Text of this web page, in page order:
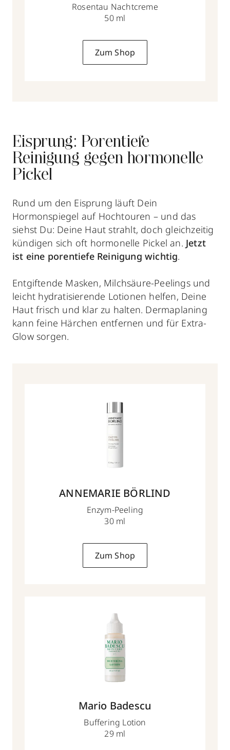
Rosentau Nachtcreme
50 ml
Zum Shop
Eisprung: Porentiefe
Reinigung gegen hormonelle
Pickel
Rund um den Eisprung läuft Dein
Hormonspiegel auf Hochtouren – und das
siehst Du: Deine Haut strahlt, doch gleichzeitig
kündigen sich oft hormonelle Pickel an. Jetzt
ist eine porentiefe Reinigung wichtig.
Entgiftende Masken, Milchsäure-Peelings und
leicht hydratisierende Lotionen helfen, Deine
Haut frisch und klar zu halten. Dermaplaning
kann feine Härchen entfernen und für Extra-
Glow sorgen.
ANNEMARIE BÖRLIND
Enzym-Peeling
30 ml
Zum Shop
Mario Badescu
Buffering Lotion
29 ml